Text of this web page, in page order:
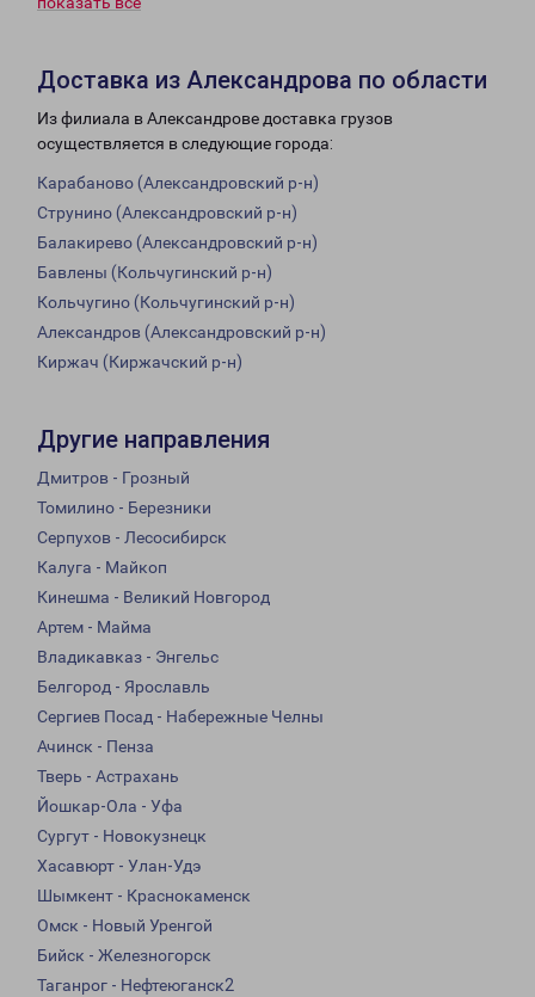
Доставка из Александрова по области
Из филиала в Александрове доставка грузов
осуществляется в следующие города:
Карабаново (Александровский р-н)
Струнино (Александровский р-н)
Балакирево (Александровский р-н)
Бавлены (Кольчугинский р-н)
Кольчугино (Кольчугинский р-н)
Александров (Александровский р-н)
Киржач (Киржачский р-н)
Другие направления
Дмитров - Грозный
Томилино - Березники
Серпухов - Лесосибирск
Калуга - Майкоп
Кинешма - Великий Новгород
Артем - Майма
Владикавказ - Энгельс
Белгород - Ярославль
Сергиев Посад - Набережные Челны
Ачинск - Пенза
Тверь - Астрахань
Йошкар-Ола - Уфа
Сургут - Новокузнецк
Хасавюрт - Улан-Удэ
Шымкент - Краснокаменск
Омск - Новый Уренгой
Бийск - Железногорск
Таганрог - Нефтеюганск2